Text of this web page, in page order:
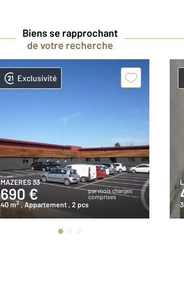
Biens se rapprochant
de votre recherche
Exclusivité
MAZERES 33
690 €
par mois charges
comprises
40 m2 , Appartement , 2 pcs